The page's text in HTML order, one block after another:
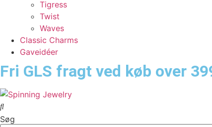
Tigress
Twist
Waves
Classic Charms
Gaveidéer
Fri GLS fragt ved køb over
Søg